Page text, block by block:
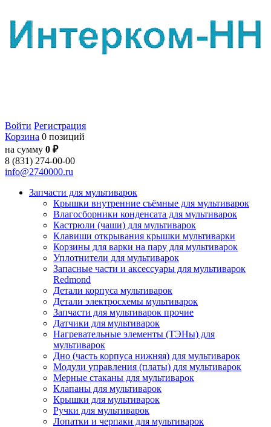
Войти Регистрация
Корзина 0 позиций
на сумму 0 ₽
8 (831) 274-00-00
info@2740000.ru
Запчасти для мультиварок
Крышки внутренние съёмные для мультиварок
Влагосборники конденсата для мультиварок
Кастрюли (чаши) для мультиварок
Клавиши открывания крышки мультиварки
Корзины для варки на пару для мультиварок
Уплотнители для мультиварок
Запасные части и аксессуары для мультиварок
Redmond
Детали корпуса мультиварок
Детали электросхемы мультиварок
Запчасти для мультиварок прочие
Датчики для мультиварок
Нагревательные элементы (ТЭНы) для
мультиварок
Дно (часть корпуса нижняя) для мультиварок
Модули управления (платы) для мультиварок
Мерные стаканы для мультиварок
Клапаны для мультиварок
Крышки для мультиварок
Ручки для мультиварок
Лопатки и черпаки для мультиварок